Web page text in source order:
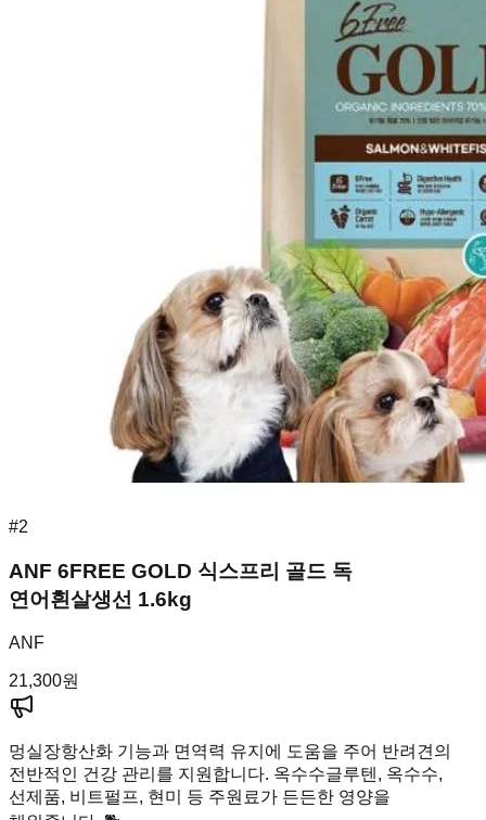
#2
ANF 6FREE GOLD 식스프리 골드 독
연어흰살생선 1.6kg
ANF
21,300원
멍실장항산화 기능과 면역력 유지에 도움을 주어 반려견의
전반적인 건강 관리를 지원합니다. 옥수수글루텐, 옥수수,
선제품, 비트펄프, 현미 등 주원료가 든든한 영양을